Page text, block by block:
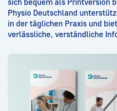
sich bequem als Printversion
Physio Deutschland
in der täglichen Praxis und
verlässliche, verständliche